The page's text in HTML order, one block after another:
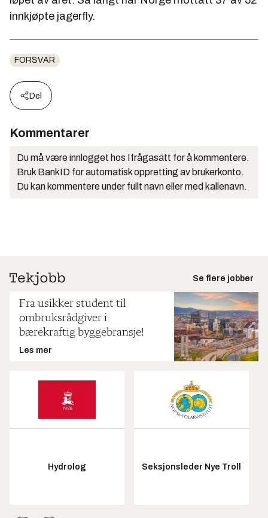
innkjøpte jagerfly.
FORSVAR
Del
Kommentarer
Du må være innlogget hos Ifrågasätt for å kommentere.
Bruk BankID for automatisk oppretting av brukerkonto.
Du kan kommentere under fullt navn eller med kallenavn.
Se flere jobber
Fra usikker student til
ombruksrådgiver i
bærekraftig byggebransje!
Les mer
Hydrolog Seksjonsleder Nye Troll